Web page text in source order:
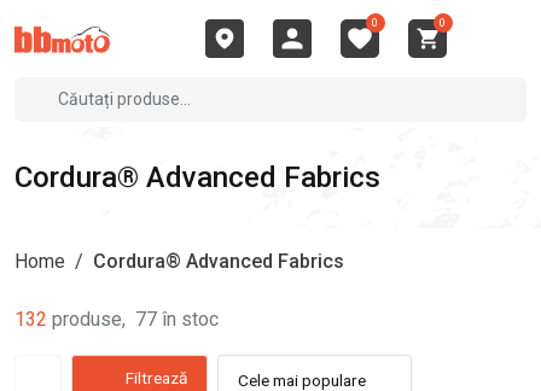
0 0
Cordura® Advanced Fabrics
Home / Cordura® Advanced Fabrics
132 produse, 77 în stoc
Filtrează Cele mai populare